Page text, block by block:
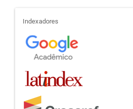
indexadores
Indexadores